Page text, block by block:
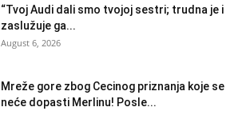
“Tvoj Audi dali smo tvojoj sestri; trudna je i
zaslužuje ga...
August 6, 2026
Mreže gore zbog Cecinog priznanja koje se
neće dopasti Merlinu! Posle...